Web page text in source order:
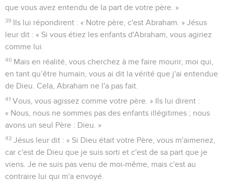
que vous avez entendu de la part de votre père. »
39 Ils lui répondirent : « Notre père, c'est Abraham. » Jésus
leur dit : « Si vous étiez les enfants d'Abraham, vous agiriez
comme lui.
40 Mais en réalité, vous cherchez à me faire mourir, moi qui,
en tant qu’être humain, vous ai dit la vérité que j'ai entendue
de Dieu. Cela, Abraham ne l'a pas fait.
41 Vous, vous agissez comme votre père. » Ils lui dirent :
« Nous, nous ne sommes pas des enfants illégitimes ; nous
avons un seul Père : Dieu. »
42 Jésus leur dit : « Si Dieu était votre Père, vous m'aimeriez,
car c'est de Dieu que je suis sorti et c'est de sa part que je
viens. Je ne suis pas venu de moi-même, mais c'est au
contraire lui qui m'a envoyé.